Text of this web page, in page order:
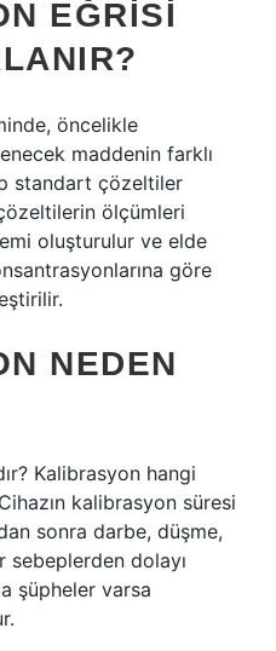
EĞRISI
öncelikle
maddenin farklı
standart çözeltiler
ölçümleri
oluşturulur ve elde
göre
NEDEN
Kalibrasyon hangi
kalibrasyon süresi
sonra darbe, düşme,
sebeplerden dolayı
şüpheler varsa